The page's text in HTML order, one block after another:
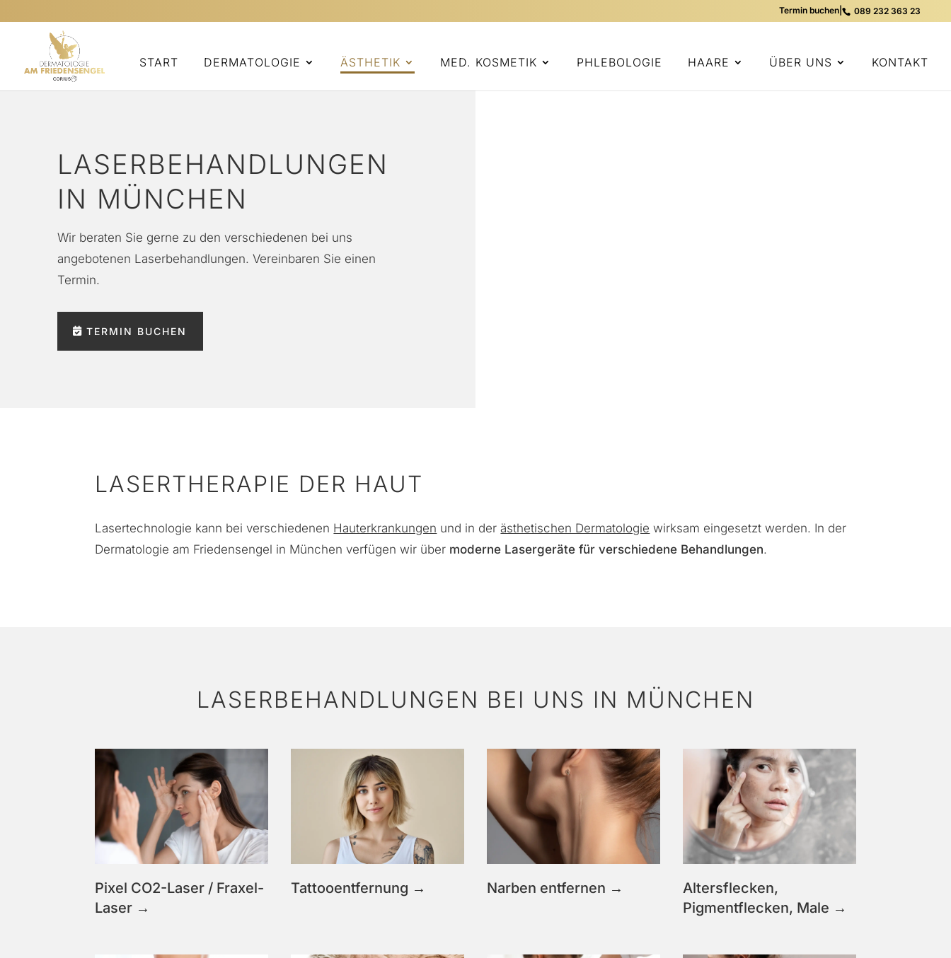
Termin buchen 089 232 363 23
START DERMATOLOGIE ÄSTHETIK MED. KOSMETIK PHLEBOLOGIE HAARE ÜBER UNS KONTAKT
LASERBEHANDLUNGEN
IN MÜNCHEN
Wir beraten Sie gerne zu den verschiedenen bei uns
angebotenen Laserbehandlungen. Vereinbaren Sie einen
Termin.
TERMIN BUCHEN
LASERTHERAPIE DER HAUT
Lasertechnologie kann bei verschiedenen Hauterkrankungen und in derästhetischen Dermatologie wirksam eingesetzt werden. In der
Dermatologie am Friedensengel in München verfügen wir über moderne Lasergeräte für verschiedene Behandlungen.
LASERBEHANDLUNGEN BEI UNS IN MÜNCHEN
Pixel CO2-Laser / Fraxel-
Laser →
Tattooentfernung → Narben entfernen →
Altersflecken,
Pigmentflecken, Male →